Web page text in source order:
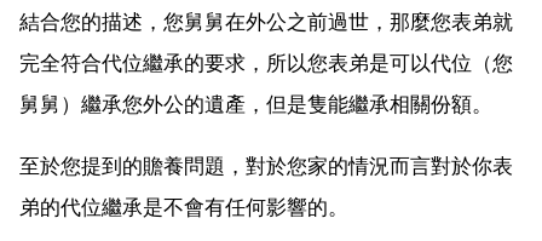
結合您的描述，您舅舅在外公之前過世，那麼您表弟就
完全符合代位繼承的要求，所以您表弟是可以代位（您
舅舅）繼承您外公的遺產，但是隻能繼承相關份額。
至於您提到的贍養問題，對於您家的情況而言對於你表
弟的代位繼承是不會有任何影響的。